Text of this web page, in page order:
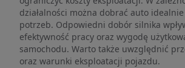
działalności można dobrać auto
potrzeb. Odpowiedni dobór silnika
efektywność pracy oraz wygodę
samochodu. Warto także uwzględnić
oraz warunki eksploatacji pojazdu.